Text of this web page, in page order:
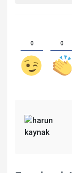
0 0